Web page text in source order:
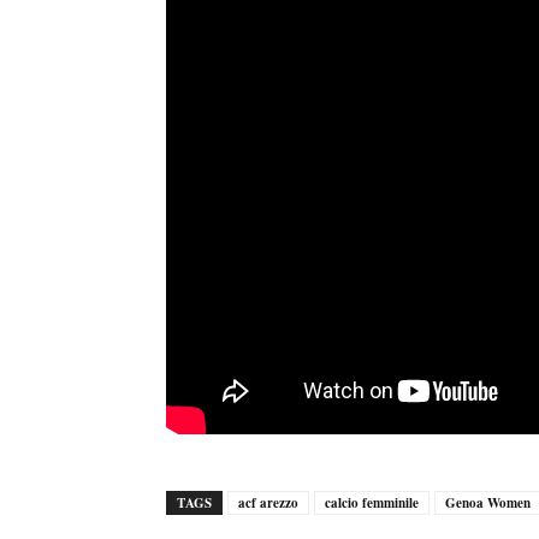
TAGS acf arezzo calcio femminile Genoa Women